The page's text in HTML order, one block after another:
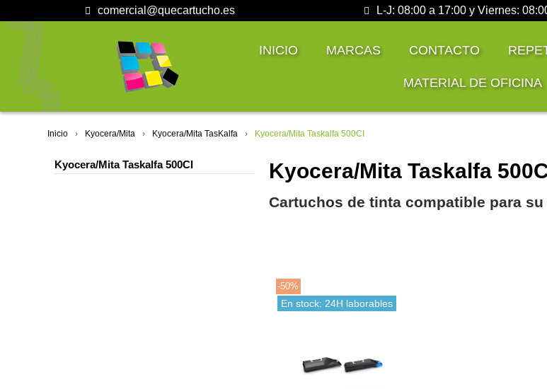
comercial@quecartucho.es L-J: 08:00 a 17:00 y Viernes:
INICIO MARCAS CONTACTO
MATERIAL DE OFICINA
Inicio Kyocera/Mita Kyocera/Mita TasKalfa Kyocera/Mita Taskalfa 500CI
Kyocera/Mita Taskalfa 500CI Kyocera/Mita Taskalfa
Cartuchos de tinta compatible para
-50%
En stock: 24H laborables